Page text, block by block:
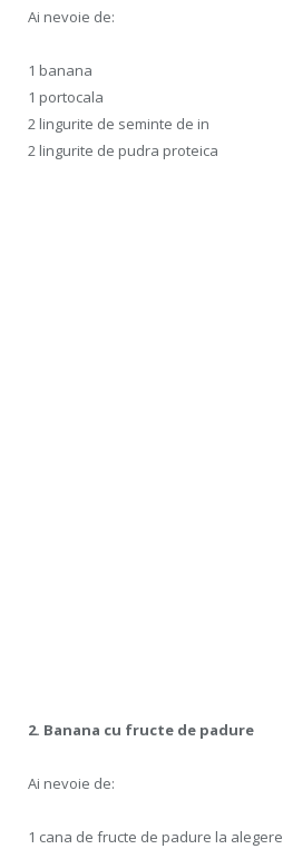
Ai nevoie de:
1 banana
1 portocala
2 lingurite de seminte de in
2 lingurite de pudra proteica
2. Banana cu fructe de padure
Ai nevoie de:
1 cana de fructe de padure la alegere